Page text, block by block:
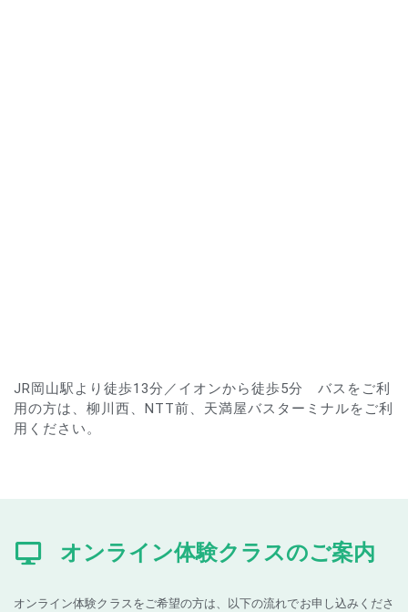
JR岡山駅より徒歩13分／イオンから徒歩5分 バスをご利
用の方は、柳川西、NTT前、天満屋バスターミナルをご利
用ください。
オンライン体験クラスのご案内
オンライン体験クラスをご希望の方は、以下の流れでお申し込みくださ